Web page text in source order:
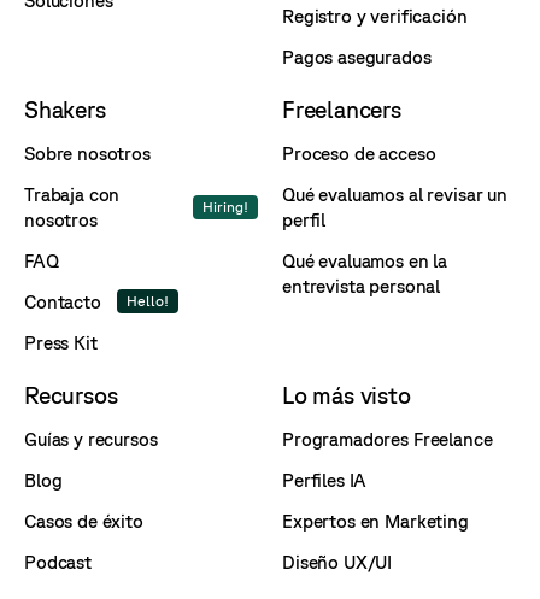
Registro y verificación
Pagos asegurados
Shakers
Sobre nosotros
Trabaja con
nosotros
Hiring!
FAQ
Contacto
Hello!
Press Kit
Freelancers
Proceso de acceso
Qué evaluamos al revisar un
perfil
Qué evaluamos en la
entrevista personal
Recursos
Guías y recursos
Blog
Casos de éxito
Podcast
Lo más visto
Programadores Freelance
Perfiles IA
Expertos en Marketing
Diseño UX/UI